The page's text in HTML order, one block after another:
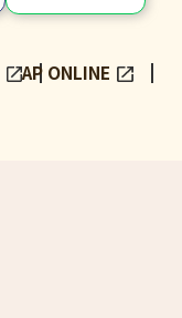
AP ONLINE